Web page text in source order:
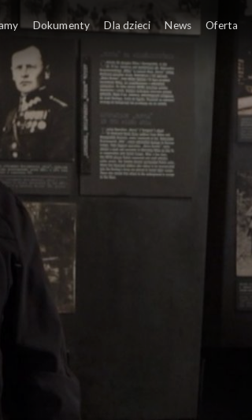
Dokumenty Dla dzieci News Oferta